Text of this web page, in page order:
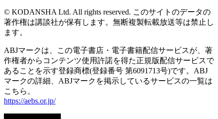
© KODANSHA Ltd. All rights reserved. このサイトのデータの
著作権は講談社が保有します。無断複製転載放送等は禁止し
ます。
ABJマークは、この電子書店・電子書籍配信サービスが、著
作権者からコンテンツ使用許諾を得た正規版配信サービスで
あることを示す登録商標(登録番号 第6091713号)です。ABJ
マークの詳細、ABJマークを掲示しているサービスの一覧は
こちら。
https://aebs.or.jp/